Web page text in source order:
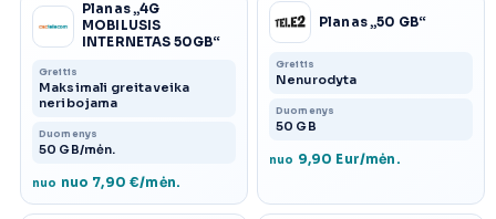
Planas „4G
MOBILUSIS
INTERNETAS 50GB“
Greitis
Maksimali greitaveika
neribojama
Duomenys
50 GB/mėn.
nuo nuo 7,90 €/mėn.
Planas „50 GB“
Greitis
Nenurodyta
Duomenys
50 GB
nuo 9,90 Eur/mėn.